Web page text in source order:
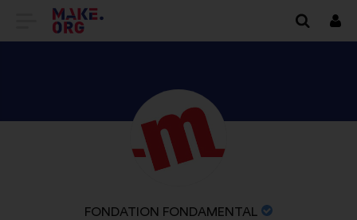
GÅ
FÖRSTASIDAN
MAKE.ORG
in
UTFORSKA
FONDATION
ORGANISATIONENS
FONDATION FONDAMENTAL
Bakgrund: